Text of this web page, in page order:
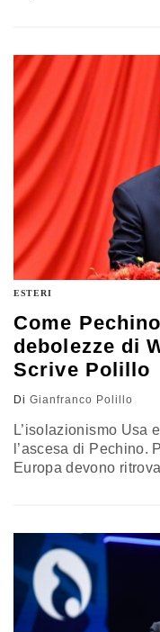
ESTERI
Come
debolezze di
Scrive Polillo
Di Gianfranco Polillo
L’isolazionismo Usa
l’ascesa di Pechino.
Europa devono